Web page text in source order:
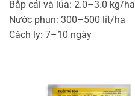
Bắp cải và lúa: 2.0–3.0 kg/ha
Nước phun: 300–500 lít/ha
Cách ly: 7–10 ngày